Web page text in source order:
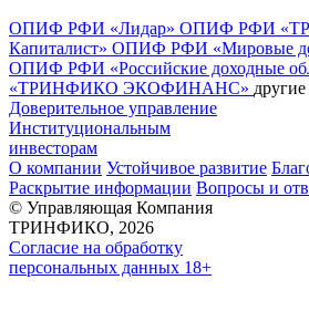
ОПИФ РФИ «Лидар» ОПИФ РФИ
Капиталист» ОПИФ РФИ «Мировые
ОПИФ РФИ «Российские доходные
«ТРИНФИКО ЭКОФИНАНС»
Доверительное управление
Институциональным
инвесторам
О компании Устойчивое развитие
Раскрытие информации Вопросы и
© Управляющая Компания
ТРИНФИКО, 2026
Согласие на обработку
персональных данных 18+